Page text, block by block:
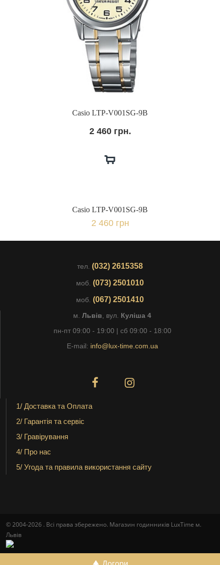
Casio LTP-V001SG-9B
2 460 грн.
Casio LTP-V001SG-9B
2 460 грн
тел. (032) 2615358
моб. (073) 2501010
моб. (067) 2501410
м. Львів , вул. Куліша 4
пн-пт 09:00 - 19:00 | сб 09:00 - 18:00
E-mail: info@lux-time.com.ua
1/ Доставка та Оплата
2/ Гарантія та сервіс
3/ Гравірування
4/ Про нас
5/ Угода та правила використання сайту
© 2004-2026 . Всі права збережено. Магазин годинників LuxTime м.
Львів